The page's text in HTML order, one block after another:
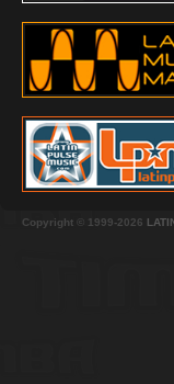
Copyright © 1999-2026